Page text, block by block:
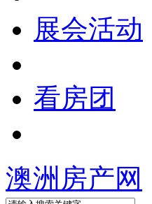
展会活动
看房团
澳洲房产网